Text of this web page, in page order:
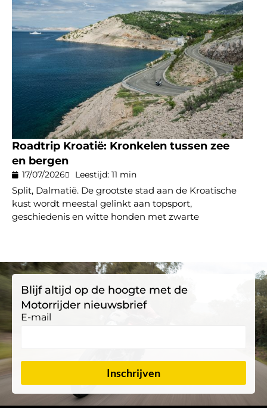
Roadtrip Kroatië: Kronkelen tussen zee
en bergen
17/07/2026 Leestijd: 11 min
Split, Dalmatië. De grootste stad aan de Kroatische
kust wordt meestal gelinkt aan topsport,
geschiedenis en witte honden met zwarte
Blijf altijd op de hoogte met de
Motorrijder nieuwsbrief
E-mail
Inschrijven